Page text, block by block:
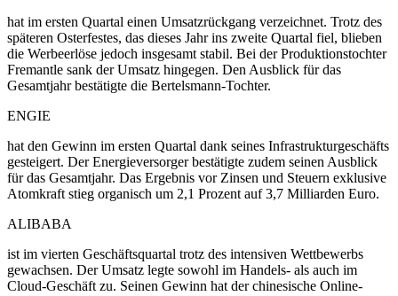
hat im ersten Quartal einen Umsatzrückgang verzeichnet. Trotz des
späteren Osterfestes, das dieses Jahr ins zweite Quartal fiel, blieben
die Werbeerlöse jedoch insgesamt stabil. Bei der Produktionstochter
Fremantle sank der Umsatz hingegen. Den Ausblick für das
Gesamtjahr bestätigte die Bertelsmann-Tochter.
ENGIE
hat den Gewinn im ersten Quartal dank seines Infrastrukturgeschäfts
gesteigert. Der Energieversorger bestätigte zudem seinen Ausblick
für das Gesamtjahr. Das Ergebnis vor Zinsen und Steuern exklusive
Atomkraft stieg organisch um 2,1 Prozent auf 3,7 Milliarden Euro.
ALIBABA
ist im vierten Geschäftsquartal trotz des intensiven Wettbewerbs
gewachsen. Der Umsatz legte sowohl im Handels- als auch im
Cloud-Geschäft zu. Seinen Gewinn hat der chinesische Online-